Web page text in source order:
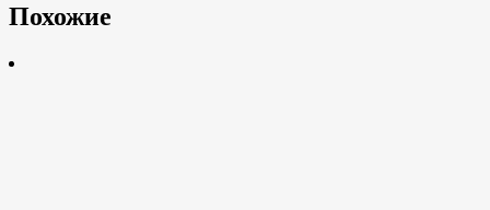
Похожие